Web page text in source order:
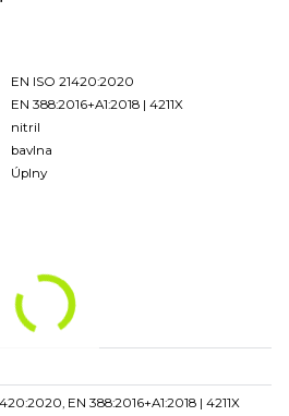
EN ISO 21420:2020
EN 388:2016+A1:2018 | 4211X
nitril
bavlna
Úplny
EN 388:2016+A1:2018 | 4211X